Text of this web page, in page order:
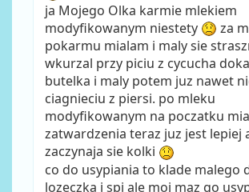
ja Mojego Olka karmie mlekiem
modyfikowanym niestety
za
pokarmu mialam i maly sie
wkurzal przy piciu z cycucha
butelka i maly potem juz nawet
ciagnieciu z piersi. po mleku
modyfikowanym na poczatku
zatwardzenia teraz juz jest lepiej
zaczynaja sie kolki
co do usypiania to klade malego
lozeczka i spi ale moj maz go